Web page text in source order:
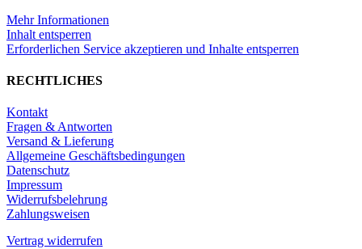
Mehr Informationen
Inhalt entsperren
Erforderlichen Service akzeptieren und Inhalte entsperren
RECHTLICHES
Kontakt
Fragen & Antworten
Versand & Lieferung
Allgemeine Geschäftsbedingungen
Datenschutz
Impressum
Widerrufsbelehrung
Zahlungsweisen
Vertrag widerrufen